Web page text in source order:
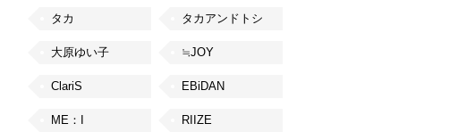
タカ タカアンドトシ
大原ゆい子 ≒JOY
ClariS EBiDAN
ME：I RIIZE